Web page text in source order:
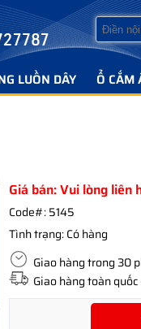
LUỒN DÂY Ổ CẮM
Giá bán: Vui lòng liên
Code#:5145
Tình trạng:Có hàng
Giao hàng trong 30
Giao hàng toàn